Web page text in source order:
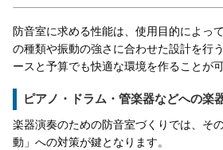
防音室に求める性能は、使用目的によっ
の種類や振動の強さに合わせた設計を行
ースと予算でも快適な環境を作ることが可
ピアノ・ドラム・管楽器などへの楽
楽器演奏のための防音室づくりでは、そ
動」への対策が鍵となります。